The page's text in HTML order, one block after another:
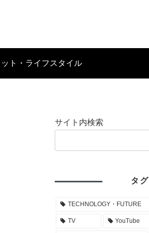
ット・ライフスタイル
サイト内検索
タグ
TECHNOLOGY・FUTURE
TV YouTube